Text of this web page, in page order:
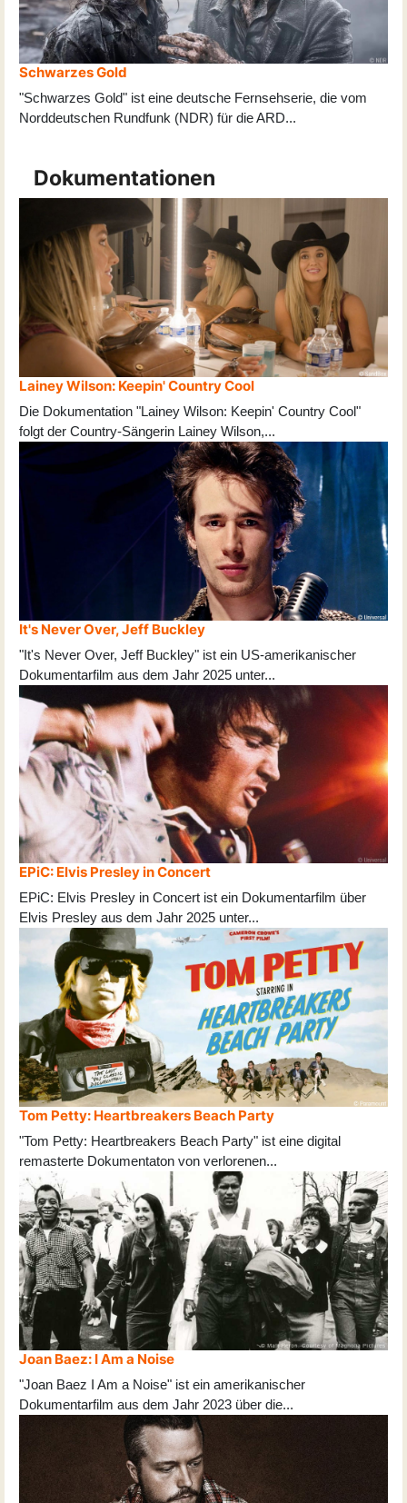
Schwarzes Gold
"Schwarzes Gold" ist eine deutsche Fernsehserie, die vom
Norddeutschen Rundfunk (NDR) für die ARD...
Dokumentationen
Lainey Wilson: Keepin' Country Cool
Die Dokumentation "Lainey Wilson: Keepin' Country Cool"
folgt der Country-Sängerin Lainey Wilson,...
It's Never Over, Jeff Buckley
"It's Never Over, Jeff Buckley" ist ein US-amerikanischer
Dokumentarfilm aus dem Jahr 2025 unter...
EPiC: Elvis Presley in Concert
EPiC: Elvis Presley in Concert ist ein Dokumentarfilm über
Elvis Presley aus dem Jahr 2025 unter...
Tom Petty: Heartbreakers Beach Party
"Tom Petty: Heartbreakers Beach Party" ist eine digital
remasterte Dokumentaton von verlorenen...
Joan Baez: I Am a Noise
"Joan Baez I Am a Noise" ist ein amerikanischer
Dokumentarfilm aus dem Jahr 2023 über die...